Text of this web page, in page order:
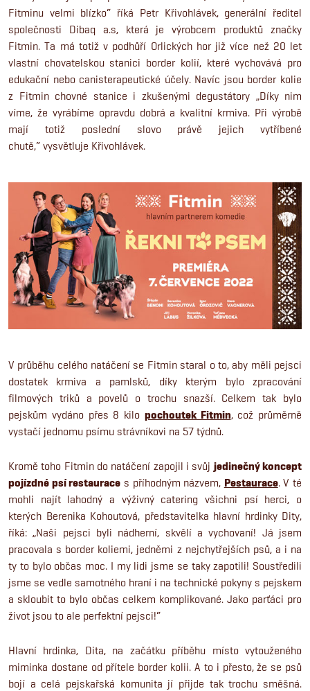
Fitminu velmi blízko“ říká Petr Křivohlávek, generální ředitel
společnosti Dibaq a.s, která je výrobcem produktů značky
Fitmin. Ta má totiž v podhůří Orlických hor již více než 20 let
vlastní chovatelskou stanici border kolií, které vychovává pro
edukační nebo canisterapeutické účely. Navíc jsou border kolie
z Fitmin chovné stanice i zkušenými degustátory „Díky nim
víme, že vyrábíme opravdu dobrá a kvalitní krmiva. Při výrobě
mají totiž poslední slovo právě jejich vytříbené
chutě,“ vysvětluje Křivohlávek.
V průběhu celého natáčení se Fitmin staral o to, aby měli pejsci
dostatek krmiva a pamlsků, díky kterým bylo zpracování
filmových triků a povelů o trochu snazší. Celkem tak bylo
pejskům vydáno přes 8 kilo pochoutek Fitmin, což průměrně
vystačí jednomu psímu strávníkovi na 57 týdnů.
Kromě toho Fitmin do natáčení zapojil i svůj jedinečný koncept
pojízdné psí restaurace s příhodným názvem, Pestaurace. V té
mohli najít lahodný a výživný catering všichni psí herci, o
kterých Berenika Kohoutová, představitelka hlavní hrdinky Dity,
říká: „Naši pejsci byli nádherní, skvělí a vychovaní! Já jsem
pracovala s border koliemi, jedněmi z nejchytřejších psů, a i na
ty to bylo občas moc. I my lidi jsme se taky zapotili! Soustředili
jsme se vedle samotného hraní i na technické pokyny s pejskem
a skloubit to bylo občas celkem komplikované. Jako parťáci pro
život jsou to ale perfektní pejsci!“
Hlavní hrdinka, Dita, na začátku příběhu místo vytouženého
miminka dostane od přítele border kolii. A to i přesto, že se psů
bojí a celá pejskařská komunita jí přijde tak trochu směšná.